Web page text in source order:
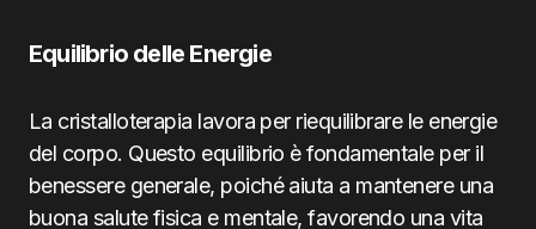
Equilibrio delle Energie
La cristalloterapia lavora per riequilibrare le energie
del corpo. Questo equilibrio è fondamentale per il
benessere generale, poiché aiuta a mantenere una
buona salute fisica e mentale, favorendo una vita